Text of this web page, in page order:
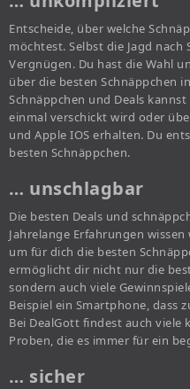
Entscheide, über welche
möchtest. Selbst die Jagd
Vergnügen. Du hast die Wahl
über die besten Schnäppchen
Schnäppchen und Deals
einmal verschickt wird oder
und Apple IOS erhalten. Du
besten Schnäppchen.
… unschlagbar
Die besten Deals und
Jahrelange Erfahrungen
um für dich die besten
ermöglicht dir nicht nur die
sondern auch viele
Beispiel ein Smartphone, dass
Bei DealGott findest auch viele
Proben, die es immer für ein
… sicher